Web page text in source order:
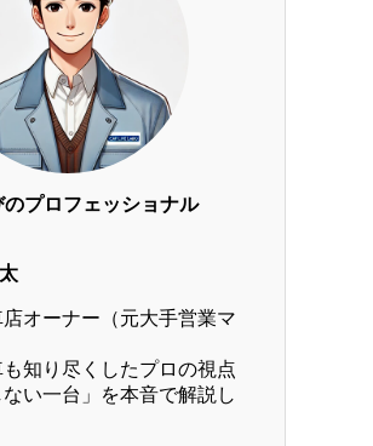
プロフェッショナル
オーナー（元大手営業マ
知り尽くしたプロの視点
い一台」を本音で解説し